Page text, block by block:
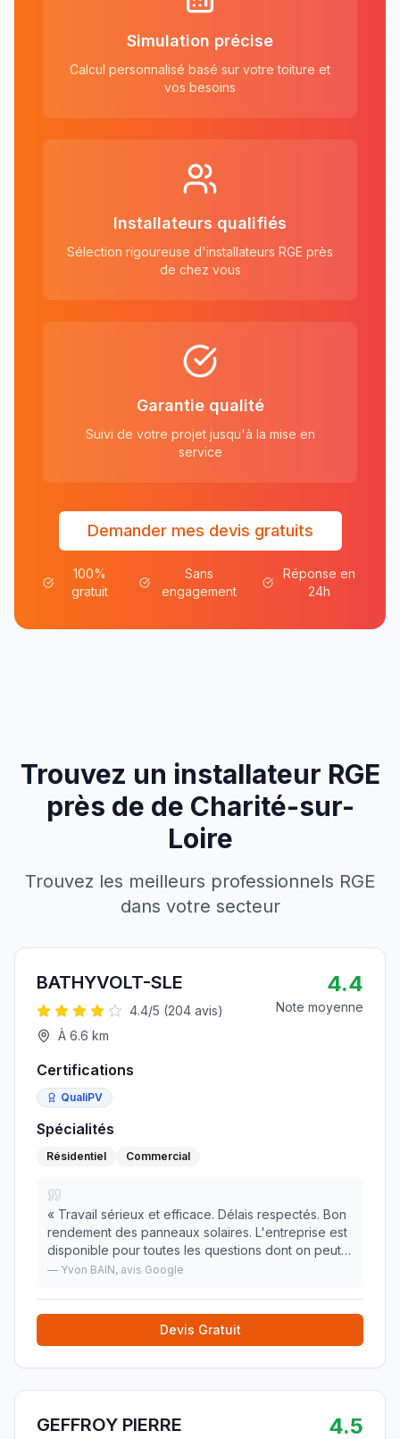
Simulation précise
Calcul personnalisé basé sur votre toiture et
vos besoins
Installateurs qualifiés
Sélection rigoureuse d'installateurs RGE près
de chez vous
Garantie qualité
Suivi de votre projet jusqu'à la mise en
service
Demander mes devis gratuits
100%
gratuit
Sans
engagement
Réponse en
24h
Trouvez un installateur RGE
près de de Charité-sur-
Loire
Trouvez les meilleurs professionnels RGE
dans votre secteur
BATHYVOLT-SLE
4.4/5 (204 avis)
À 6.6 km
4.4
Note moyenne
Certifications
QualiPV
Spécialités
Résidentiel Commercial
« Travail sérieux et efficace. Délais respectés. Bon
rendement des panneaux solaires. L'entreprise est
disponible pour toutes les questions dont on peut
se poser. À recommander....
— Yvon BAIN, avis Google
Devis Gratuit
GEFFROY PIERRE 4.5